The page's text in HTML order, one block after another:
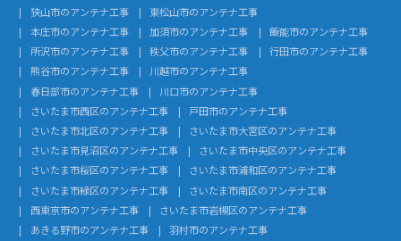
狭山市のアンテナ工事
東松山市のアンテナ工事
本庄市のアンテナ工事
加須市のアンテナ工事
飯能市のアンテナ工事
所沢市のアンテナ工事
秩父市のアンテナ工事
行田市のアンテナ工事
熊谷市のアンテナ工事
川越市のアンテナ工事
春日部市のアンテナ工事
川口市のアンテナ工事
さいたま市西区のアンテナ工事
戸田市のアンテナ工事
さいたま市北区のアンテナ工事
さいたま市大宮区のアンテナ工事
さいたま市見沼区のアンテナ工事
さいたま市中央区のアンテナ工事
さいたま市桜区のアンテナ工事
さいたま市浦和区のアンテナ工事
さいたま市緑区のアンテナ工事
さいたま市南区のアンテナ工事
西東京市のアンテナ工事
さいたま市岩槻区のアンテナ工事
あきる野市のアンテナ工事
羽村市のアンテナ工事